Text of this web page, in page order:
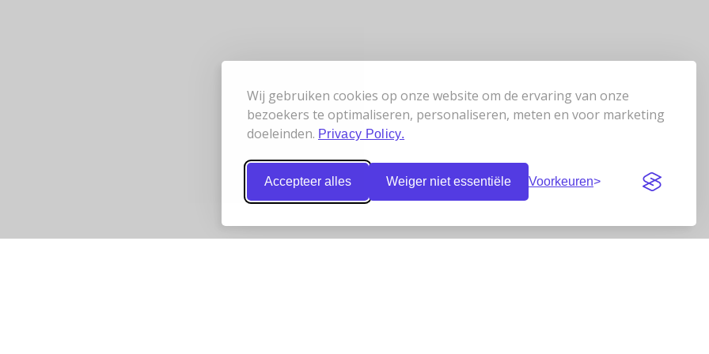
Wij gebruiken cookies op onze website om de ervaring van onze
bezoekers te optimaliseren, personaliseren, meten en voor marketing
doeleinden. Privacy Policy.
Accepteer alles Weiger niet essentiële Voorkeuren